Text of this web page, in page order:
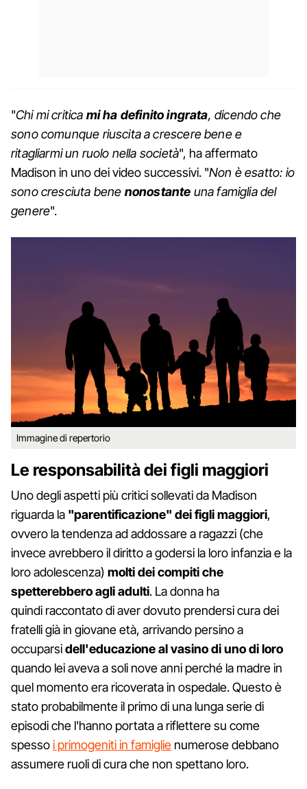
"Chi mi critica mi ha definito ingrata, dicendo che
sono comunque riuscita a crescere bene e
ritagliarmi un ruolo nella società", ha affermato
Madison in uno dei video successivi. "Non è esatto: io
sono cresciuta bene nonostante una famiglia del
genere".
Immagine di repertorio
Le responsabilità dei figli maggiori
Uno degli aspetti più critici sollevati da Madison
riguarda la "parentificazione" dei figli maggiori,
ovvero la tendenza ad addossare a ragazzi (che
invece avrebbero il diritto a godersi la loro infanzia e la
loro adolescenza) molti dei compiti che
spetterebbero agli adulti. La donna ha
quindi raccontato di aver dovuto prendersi cura dei
fratelli già in giovane età, arrivando persino a
occuparsidell'educazione al vasino di uno di loro
quando lei aveva a soli nove anni perché la madre in
quel momento era ricoverata in ospedale. Questo è
stato probabilmente il primo di una lunga serie di
episodi che l'hanno portata a riflettere su come
spessoi primogeniti in famiglie numerose debbano
assumere ruoli di cura che non spettano loro.